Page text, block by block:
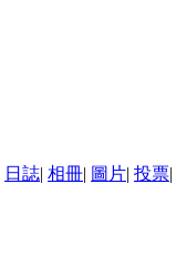
日誌| 相冊| 圖片| 投票|